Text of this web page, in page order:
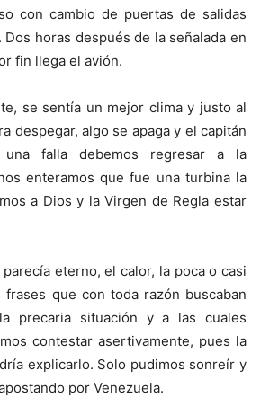
con cambio de puertas de salidas
horas después de la señalada en
fin llega el avión.
se sentía un mejor clima y justo al
despegar, algo se apaga y el capitán
falla debemos regresar a la
enteramos que fue una turbina la
a Dios y la Virgen de Regla estar
eterno, el calor, la poca o casi
frases que con toda razón buscaban
precaria situación y a las cuales
contestar asertivamente, pues la
explicarlo. Solo pudimos sonreír y
por Venezuela.